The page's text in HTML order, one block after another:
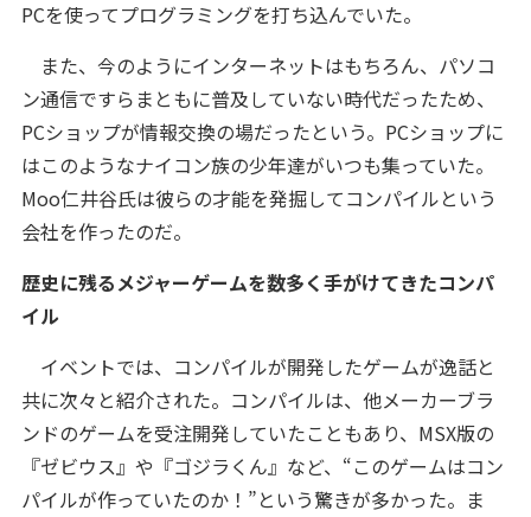
PCを使ってプログラミングを打ち込んでいた。
また、今のようにインターネットはもちろん、パソコ
ン通信ですらまともに普及していない時代だったため、
PCショップが情報交換の場だったという。PCショップに
はこのようなナイコン族の少年達がいつも集っていた。
Moo仁井谷氏は彼らの才能を発掘してコンパイルという
会社を作ったのだ。
歴史に残るメジャーゲームを数多く手がけてきたコンパ
イル
イベントでは、コンパイルが開発したゲームが逸話と
共に次々と紹介された。コンパイルは、他メーカーブラ
ンドのゲームを受注開発していたこともあり、MSX版の
『ゼビウス』や『ゴジラくん』など、“このゲームはコン
パイルが作っていたのか！”という驚きが多かった。ま